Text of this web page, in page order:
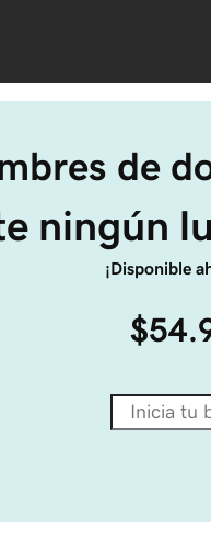
de
ningún
¡Disponible